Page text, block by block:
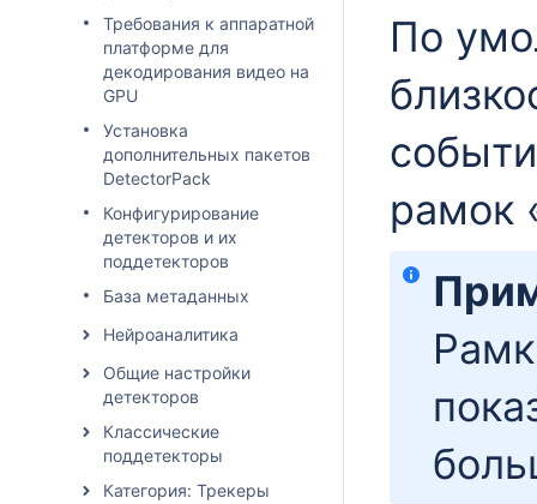
Требования к аппаратной
платформе для
декодирования видео на
GPU
Установка
дополнительных пакетов
DetectorPack
Конфигурирование
детекторов и их
поддетекторов
База метаданных
Нейроаналитика
Общие настройки
детекторов
Классические
поддетекторы
Категория: Трекеры
По
рамок